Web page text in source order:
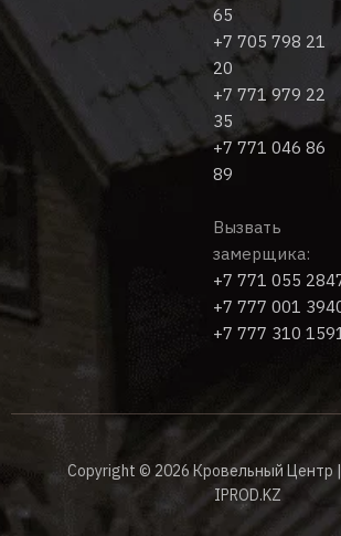
65
+7 705 798 21
20
+7 771 979 22
35
+7 771 046 86
89
Вызвать
замерщика:
+7 771 055
+7 777 001
+7 777 310
Copyright © 2026 Кровельный Центр
IPROD.KZ